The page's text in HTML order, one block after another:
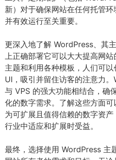
新）对于确保网站在任何托管
并有效运行至关重要。
更深入地了解 WordPress、其
上正确部署它可以大大提高网
主题和利用各种模板，人们可
UI，吸引并留住访客的注意力
与 VPS 的强大功能相结合，确
化的数字需求。了解这些方面
为可扩展且值得信赖的数字资
行业中适应和扩展时受益。
最终，选择使用 WordPress 主